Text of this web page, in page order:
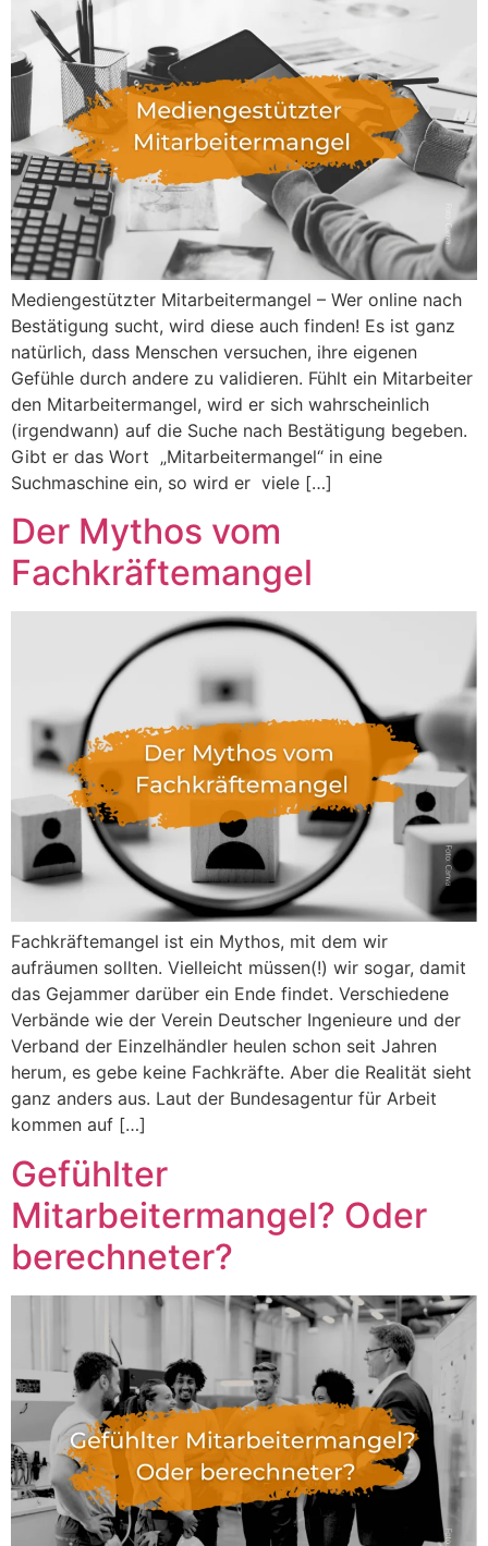
Mediengestützter Mitarbeitermangel – Wer online nach
Bestätigung sucht, wird diese auch finden! Es ist ganz
natürlich, dass Menschen versuchen, ihre eigenen
Gefühle durch andere zu validieren. Fühlt ein Mitarbeiter
den Mitarbeitermangel, wird er sich wahrscheinlich
(irgendwann) auf die Suche nach Bestätigung begeben.
Gibt er das Wort „Mitarbeitermangel“ in eine
Suchmaschine ein, so wird er viele […]
Der Mythos vom
Fachkräftemangel
Fachkräftemangel ist ein Mythos, mit dem wir
aufräumen sollten. Vielleicht müssen(!) wir sogar, damit
das Gejammer darüber ein Ende findet. Verschiedene
Verbände wie der Verein Deutscher Ingenieure und der
Verband der Einzelhändler heulen schon seit Jahren
herum, es gebe keine Fachkräfte. Aber die Realität sieht
ganz anders aus. Laut der Bundesagentur für Arbeit
kommen auf […]
Gefühlter
Mitarbeitermangel? Oder
berechneter?